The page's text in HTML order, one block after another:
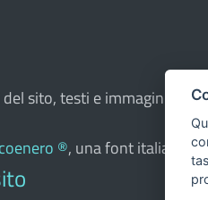
sito, testi e immagini sono
®, una font italiana